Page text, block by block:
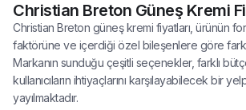
Christian Breton Güneş Kremi
Christian Breton güneş kremi fiyatları, ürünün
faktörüne ve içerdiği özel bileşenlere göre
Markanın sunduğu çeşitli seçenekler, farklı
kullanıcıların ihtiyaçlarını karşılayabilecek bir
yayılmaktadır.